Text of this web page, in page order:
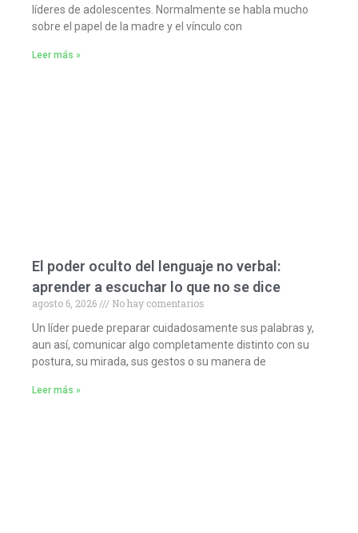
líderes de adolescentes. Normalmente se habla mucho
sobre el papel de la madre y el vínculo con
Leer más »
El poder oculto del lenguaje no verbal:
aprender a escuchar lo que no se dice
agosto 6, 2026
No hay comentarios
Un líder puede preparar cuidadosamente sus palabras y,
aun así, comunicar algo completamente distinto con su
postura, su mirada, sus gestos o su manera de
Leer más »